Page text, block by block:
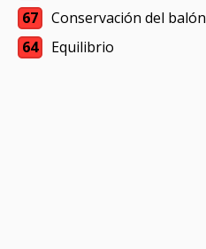
67
Conservación del balón
64
Equilibrio